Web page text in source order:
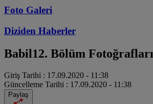
Foto Galeri
Diziden Haberler
Babil12. Bölüm Fotoğrafları
Giriş Tarihi : 17.09.2020 - 11:38
Güncelleme Tarihi : 17.09.2020 - 11:38
Paylaş